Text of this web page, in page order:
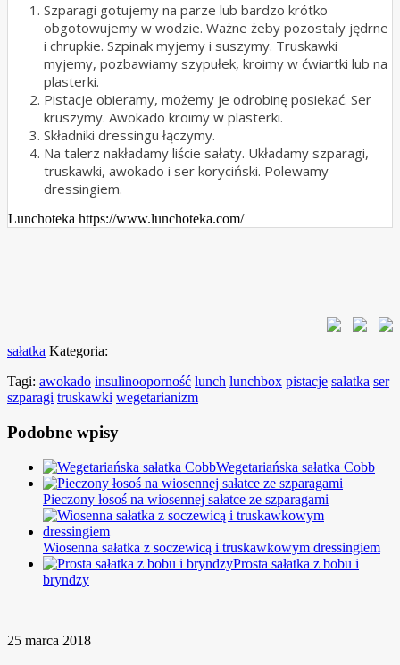
Szparagi gotujemy na parze lub bardzo krótko
obgotowujemy w wodzie. Ważne żeby pozostały jędrne
i chrupkie. Szpinak myjemy i suszymy. Truskawki
myjemy, pozbawiamy szypułek, kroimy w ćwiartki lub na
plasterki.
Pistacje obieramy, możemy je odrobinę posiekać. Ser
kruszymy. Awokado kroimy w plasterki.
Składniki dressingu łączymy.
Na talerz nakładamy liście sałaty. Układamy szparagi,
truskawki, awokado i ser koryciński. Polewamy
dressingiem.
Lunchoteka https://www.lunchoteka.com/
sałatka Kategoria:
Tagi: awokado insulinooporność lunch lunchbox pistacje sałatka ser
szparagi truskawki wegetarianizm
Podobne wpisy
Wegetariańska sałatka Cobb
Pieczony łosoś na wiosennej sałatce ze szparagami
Wiosenna sałatka z soczewicą i truskawkowym dressingiem
Prosta sałatka z bobu i
bryndzy
25 marca 2018